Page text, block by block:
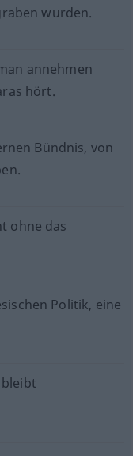
wurden.
annehmen
hört.
Bündnis, von
ohne das
Politik, eine